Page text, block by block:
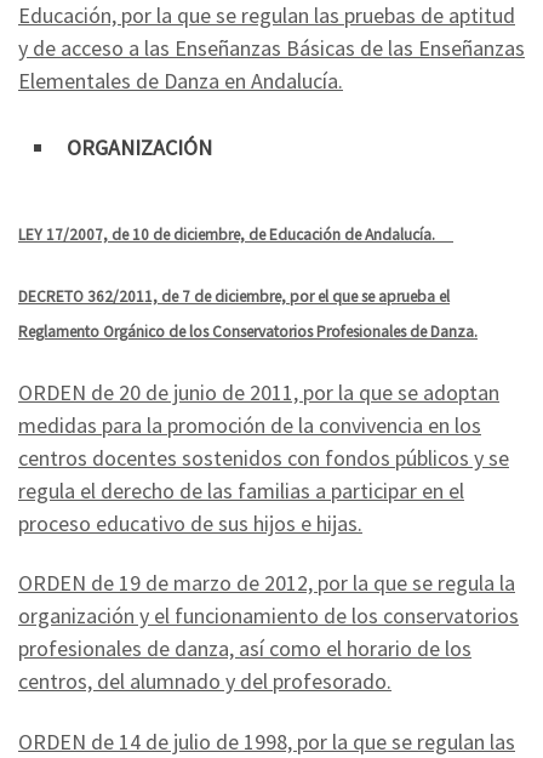
Educación, por la que se regulan las pruebas de aptitud
y de acceso a las Enseñanzas Básicas de las Enseñanzas
Elementales de Danza en Andalucía.
ORGANIZACIÓN
LEY 17/2007, de 10 de diciembre, de Educación de Andalucía.
DECRETO 362/2011, de 7 de diciembre, por el que se aprueba el
Reglamento Orgánico de los Conservatorios Profesionales de Danza.
ORDEN de 20 de junio de 2011, por la que se adoptan
medidas para la promoción de la convivencia en los
centros docentes sostenidos con fondos públicos y se
regula el derecho de las familias a participar en el
proceso educativo de sus hijos e hijas.
ORDEN de 19 de marzo de 2012, por la que se regula la
organización y el funcionamiento de los conservatorios
profesionales de danza, así como el horario de los
centros, del alumnado y del profesorado.
ORDEN de 14 de julio de 1998, por la que se regulan las